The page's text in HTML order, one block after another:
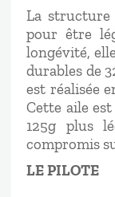
La structure
pour être
longévité,
durables de
est réalisée
Cette aile est
125g plus
compromis
LE PILOTE